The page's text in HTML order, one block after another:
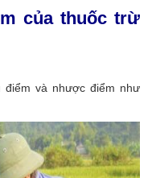
của thuốc trừ
và nhược điểm như